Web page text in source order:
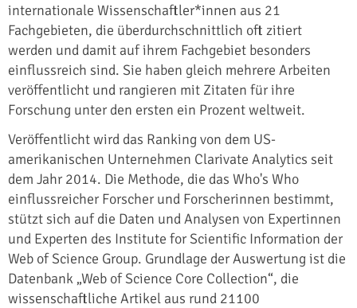
internationale Wissenschaftler*innen aus 21
Fachgebieten, die überdurchschnittlich oft zitiert
werden und damit auf ihrem Fachgebiet besonders
einflussreich sind. Sie haben gleich mehrere Arbeiten
veröffentlicht und rangieren mit Zitaten für ihre
Forschung unter den ersten ein Prozent weltweit.
Veröffentlicht wird das Ranking von dem US-
amerikanischen Unternehmen Clarivate Analytics seit
dem Jahr 2014. Die Methode, die das Who's Who
einflussreicher Forscher und Forscherinnen bestimmt,
stützt sich auf die Daten und Analysen von Expertinnen
und Experten des Institute for Scientific Information der
Web of Science Group. Grundlage der Auswertung ist die
Datenbank „Web of Science Core Collection“, die
wissenschaftliche Artikel aus rund 21100